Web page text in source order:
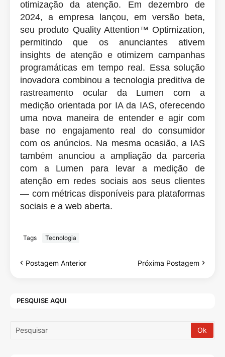
otimização da atenção. Em dezembro de
2024, a empresa lançou, em versão beta,
seu produto Quality Attention™ Optimization,
permitindo que os anunciantes ativem
insights de atenção e otimizem campanhas
programáticas em tempo real. Essa solução
inovadora combinou a tecnologia preditiva de
rastreamento ocular da Lumen com a
medição orientada por IA da IAS, oferecendo
uma nova maneira de entender e agir com
base no engajamento real do consumidor
com os anúncios. Na mesma ocasião, a IAS
também anunciou a ampliação da parceria
com a Lumen para levar a medição de
atenção em redes sociais aos seus clientes
— com métricas disponíveis para plataformas
sociais e a web aberta.
Tags Tecnologia
Postagem Anterior Próxima Postagem
PESQUISE AQUI